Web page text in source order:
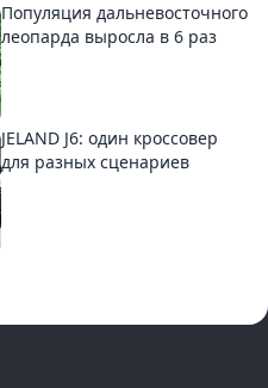
Популяция дальневосточного
леопарда выросла в 6 раз
JELAND J6: один кроссовер
для разных сценариев